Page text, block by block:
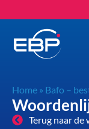
Home » Bafo –
Terug naar